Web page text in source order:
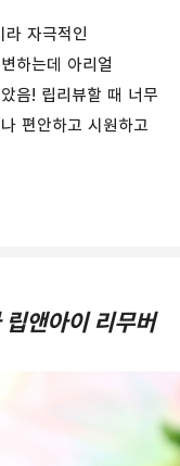
자극적인
하는데 아리얼
음! 립리뷰할 때 너무
편안하고 시원하고
앤아이 리무버